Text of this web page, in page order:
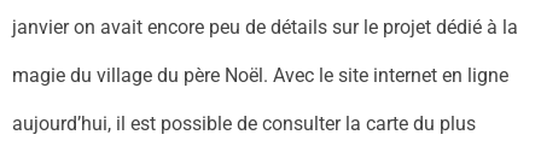
janvier on avait encore peu de détails sur le projet dédié à la
magie du village du père Noël. Avec le site internet en ligne
aujourd’hui, il est possible de consulter la carte du plus